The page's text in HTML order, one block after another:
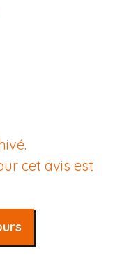
cet avis est